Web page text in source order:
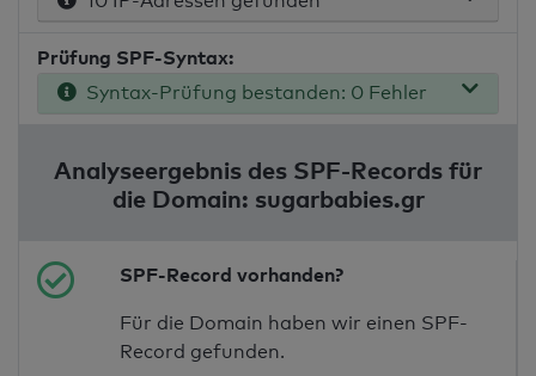
Prüfung SPF-Syntax:
Syntax-Prüfung bestanden: 0 Fehler
Analyseergebnis des SPF-Records für
die Domain: sugarbabies.gr
SPF-Record vorhanden?
Für die Domain haben wir einen SPF-
Record gefunden.